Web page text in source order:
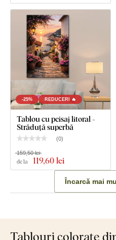
-25% REDUCERI 🔥
Tablou cu peisaj litoral -
Străduță superbă
(0)
de la 119,60 lei
159,50 lei
Încarcă mai
Tablouri colorate